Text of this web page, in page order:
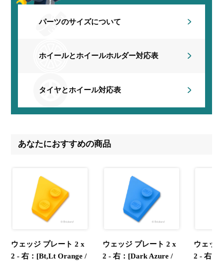
パーツのサイズについて
ホイールとホイールホルダー対応表
タイヤとホイール対応表
あなたにおすすめの商品
ウェッジ プレート 2 x
2 - 右：[Bt,Lt Orange /
ウェッジ プレート 2 x
2 - 右：[Dark Azure /
ウェッ
2 - 右：